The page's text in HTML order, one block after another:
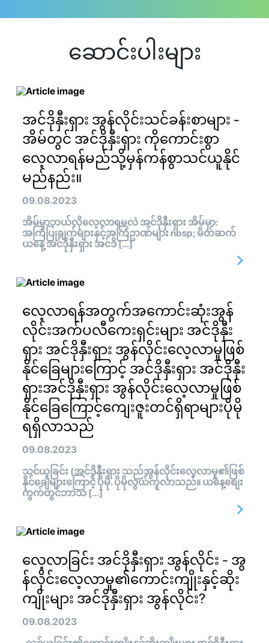
ဆောင်းပါးများ
အင်ဒိုနှီးရှား အွန်လိုင်းသင်ခန်းစာများ -
အိမ်တွင် အင်ဒိုနှီးရှား ကိုကောင်းစွာ
လေ့လာရန်မည်သို့မှန်ကန်စွာသင်ယူနိုင်
မည်နည်း။
09.08.2023
အိမ်မှာဘယ်လိုလေ့လာရမလဲ အင်ဒိုနှီးရှား အိမ်မှာ:
အကြံပြုချက်များနှင့်အကြံဥာဏ်များ nbsp; မိတ်ဆက်
ယနေ့ အင်ဒိုနှီးရှား အင်ဒိ […]
လေ့လာရန်အတွက်အကောင်းဆုံးအွန်
လိုင်းအက်ပလီကေးရှင်းများ အင်ဒိုနှီး
ရှား အင်ဒိုနှီးရှား အွန်လိုင်းလေ့လာမှုဖြစ်
နိုင်ခြေများကြောင့် အင်ဒိုနှီးရှား အင်ဒိုနှီး
ရှားအင်ဒိုနှီးရှား အွန်လိုင်းလေ့လာမှုဖြစ်
နိုင်ခြေကြောင့်ကျေးဇူးတင်ရှိရာများပိုမို
ရရှိလာသည်
09.08.2023
သင်ယူခြင်း (အင်ဒိုနှီးရှား သည်အွန်လိုင်းလေ့လာမှု၏ဖြစ်
နိုင်ချေများကြောင့် ပိုမို. ပိုမိုလွယ်ကူလာသည်။ ယနေ့စျေး
ကွက်တွင်ဘာသ […]
လေ့လာခြင်း အင်ဒိုနှီးရှား အွန်လိုင်း - အွ
န်လိုင်းလေ့လာမှု၏ကောင်းကျိုးနှင့်ဆိုး
ကျိုးများ အင်ဒိုနှီးရှား အွန်လိုင်း?
09.08.2023